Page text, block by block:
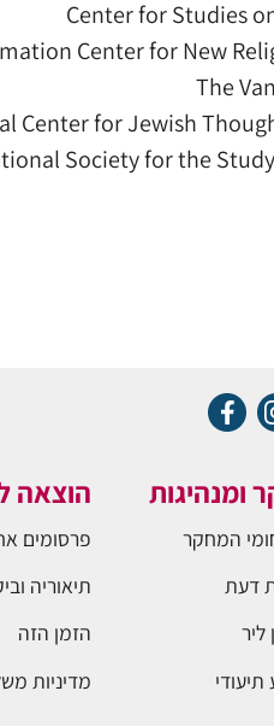
Center for Studies
Center for New
The
Center for Jewish
Society for the
ומנהיגות
המחקר
דעת
ליר
תיעודי
הוצאה
פרסומים
תיאוריה
הזמן הזה
מדיניות